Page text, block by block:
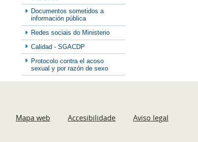
Documentos sometidos a
información pública
Redes sociais do Ministerio
Calidad - SGACDP
Protocolo contra el acoso
sexual y por razón de sexo
Mapa web Accesibilidade Aviso legal